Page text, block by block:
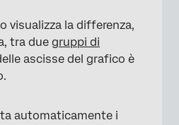
visualizza la differenza,
tra due gruppi di
ascisse del grafico è
automaticamente i